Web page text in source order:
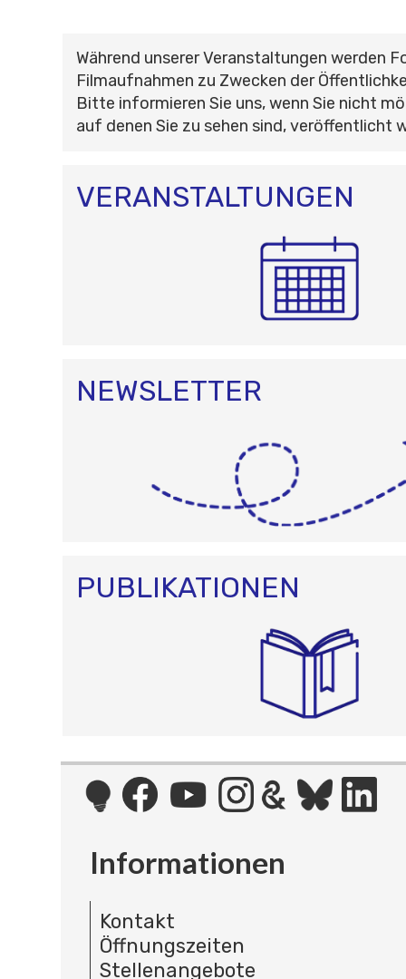
Während unserer Veranstaltungen werden
Filmaufnahmen zu Zwecken der
Bitte informieren Sie uns, wenn Sie nicht
auf denen Sie zu sehen sind, veröffentlicht
VERANSTALTUNGEN
NEWSLETTER
PUBLIKATIONEN
Informationen
Kontakt
Öffnungszeiten
Stellenangebote